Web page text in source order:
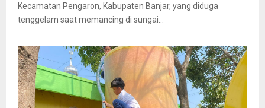
Kecamatan Pengaron, Kabupaten Banjar, yang diduga
tenggelam saat memancing di sungai...